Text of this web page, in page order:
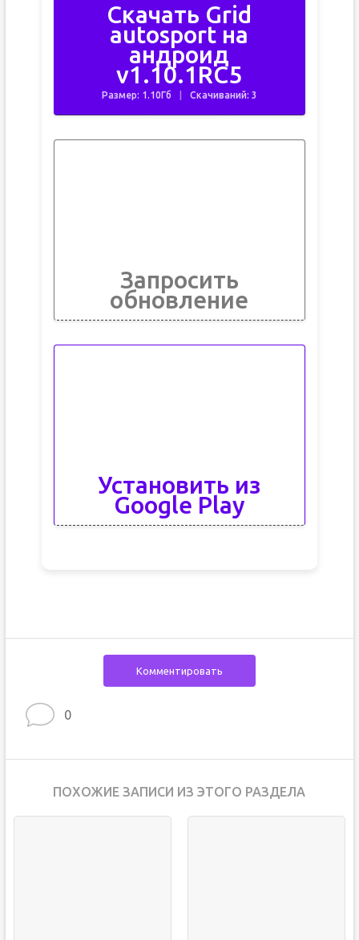
Скачать Grid
autosport на
андроид
v1.10.1RC5
Размер: 1.10Гб Скачиваний: 3
Запросить
обновление
Установить из
Google Play
Комментировать
0
ПОХОЖИЕ ЗАПИСИ ИЗ ЭТОГО РАЗДЕЛА